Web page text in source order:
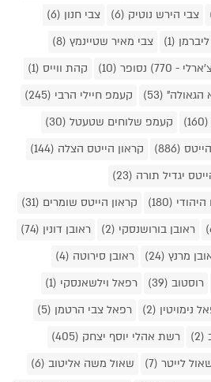
צבי הירש נוטיק (6)
צבי חנון (6)
(1)
צבי מאיר שטיינמץ (8)
נסופר (10)
קהת ווייס (1)
(53)
קעמפ חיילי הרבי (245)
קעמפ שלוחים שטעטל (30)
(886)
קראון הייטס הצלה (144)
יגדיל תורה (23)
(180)
קראון הייטס שומרים (31)
ראובן בורושנסקי (2)
ראובן דונין (74)
מרנץ (24)
ראובן סירוטה (4)
רוסטוב (39)
רפאל וילשאנסקי (1)
נימויטין (2)
רפאל צבי הרטמן (5)
רשת אהלי יוסף יצחק (405)
לייטר (7)
שאול משה אליטוב (6)